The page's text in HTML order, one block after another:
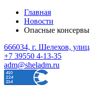
Главная
Новости
Опасные консервы
666034, г. Шелехов,
+7 39550 4-13-35
adm@sheladm.ru